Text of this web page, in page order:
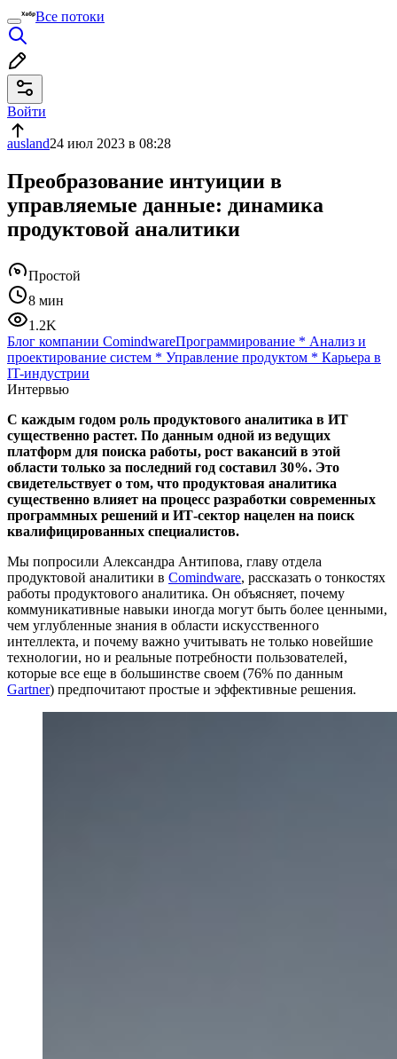
Все потоки
Войти
ausland24 июл 2023 в 08:28
Преобразование интуиции в
управляемые данные: динамика
продуктовой аналитики
Простой
8 мин
1.2K
Блог компании ComindwareПрограммирование * Анализ и
проектирование систем * Управление продуктом * Карьера в
IT-индустрии
Интервью
С каждым годом роль продуктового аналитика в ИТ
существенно растет. По данным одной из ведущих
платформ для поиска работы, рост вакансий в этой
области только за последний год составил 30%. Это
свидетельствует о том, что продуктовая аналитика
существенно влияет на процесс разработки современных
программных решений и ИТ-сектор нацелен на поиск
квалифицированных специалистов.
Мы попросили Александра Антипова, главу отдела
продуктовой аналитики в Comindware, рассказать о тонкостях
работы продуктового аналитика. Он объясняет, почему
коммуникативные навыки иногда могут быть более ценными,
чем углубленные знания в области искусственного
интеллекта, и почему важно учитывать не только новейшие
технологии, но и реальные потребности пользователей,
которые все еще в большинстве своем (76% по данным
Gartner) предпочитают простые и эффективные решения.